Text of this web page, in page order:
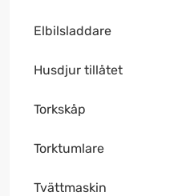
Elbilsladdare
Husdjur tillåtet
Torkskåp
Torktumlare
Tvättmaskin